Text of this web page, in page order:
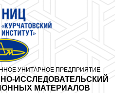
УНИТАРНОЕ ПРЕДПРИЯТИЕ
ИССЛЕДОВАТЕЛЬСКИЙ
МАТЕРИАЛОВ